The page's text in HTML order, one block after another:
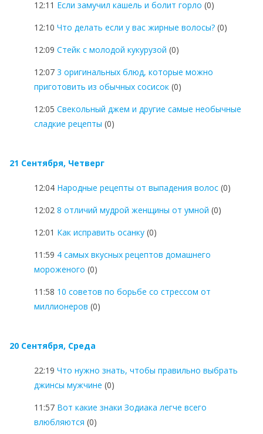
12:11 Если замучил кашель и болит горло (0)
12:10 Что делать если у вас жирные волосы? (0)
12:09 Стейк с молодой кукурузой (0)
12:07 3 оригинальных блюд, которые можно
приготовить из обычных сосисок (0)
12:05 Свекольный джем и другие самые необычные
сладкие рецепты (0)
21 Сентября, Четверг
12:04 Народные рецепты от выпадения волос (0)
12:02 8 отличий мудрой женщины от умной (0)
12:01 Как исправить осанку (0)
11:59 4 самых вкусных рецептов домашнего
мороженого (0)
11:58 10 советов по борьбе со стрессом от
миллионеров (0)
20 Сентября, Среда
22:19 Что нужно знать, чтобы правильно выбрать
джинсы мужчине (0)
11:57 Вот какие знаки Зодиака легче всего
влюбляются (0)